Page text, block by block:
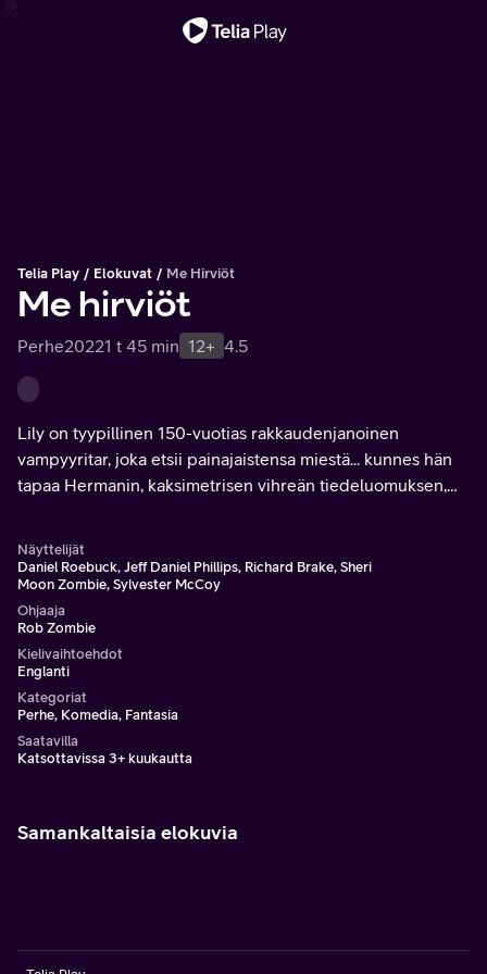
Telia Play Elokuvat Me Hirviöt
Me hirviöt
Perhe20221 t 45 min 12+ 4.5
Lily on tyypillinen 150-vuotias rakkaudenjanoinen
vampyyritar, joka etsii painajaistensa miestä... kunnes hän
tapaa Hermanin, kaksimetrisen vihreän tiedeluomuksen,
Näyttelijät
Daniel Roebuck, Jeff Daniel Phillips, Richard Brake, Sheri
Moon Zombie, Sylvester McCoy
Ohjaaja
Rob Zombie
Kielivaihtoehdot
Englanti
Kategoriat
Perhe, Komedia, Fantasia
Saatavilla
Katsottavissa 3+ kuukautta
Samankaltaisia elokuvia